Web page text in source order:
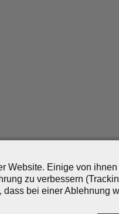
Website. Einige von
zu verbessern
dass bei einer Ablehnung